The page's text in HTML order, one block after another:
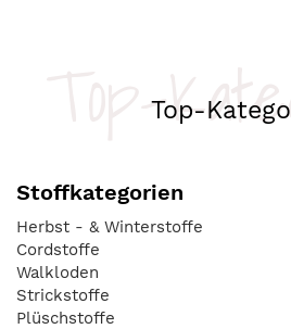
Top-
Top-
Stoffkategorien
Herbst - & Winterstoffe
Cordstoffe
Walkloden
Strickstoffe
Plüschstoffe